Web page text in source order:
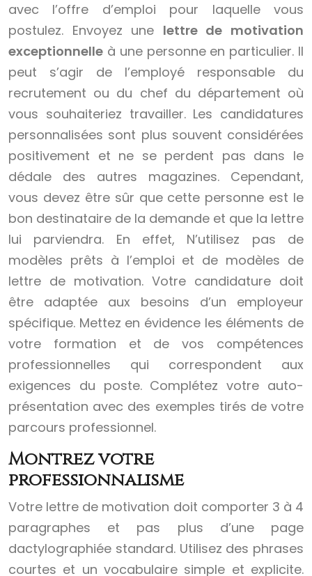
avec l’offre d’emploi pour laquelle vous
postulez. Envoyez une lettre de motivation
exceptionnelle à une personne en particulier. Il
peut s’agir de l’employé responsable du
recrutement ou du chef du département où
vous souhaiteriez travailler. Les candidatures
personnalisées sont plus souvent considérées
positivement et ne se perdent pas dans le
dédale des autres magazines. Cependant,
vous devez être sûr que cette personne est le
bon destinataire de la demande et que la lettre
lui parviendra. En effet, N’utilisez pas de
modèles prêts à l’emploi et de modèles de
lettre de motivation. Votre candidature doit
être adaptée aux besoins d’un employeur
spécifique. Mettez en évidence les éléments de
votre formation et de vos compétences
professionnelles qui correspondent aux
exigences du poste. Complétez votre auto-
présentation avec des exemples tirés de votre
parcours professionnel.
Montrez votre
professionnalisme
Votre lettre de motivation doit comporter 3 à 4
paragraphes et pas plus d’une page
dactylographiée standard. Utilisez des phrases
courtes et un vocabulaire simple et explicite.